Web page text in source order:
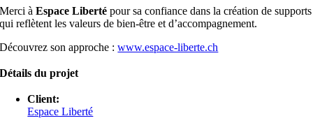
Merci àEspace Liberté pour sa confiance dans la création de supports
qui reflètent les valeurs de bien-être et d’accompagnement.
Découvrez son approche :www.espace-liberte.ch
Détails du projet
Client:
Espace Liberté